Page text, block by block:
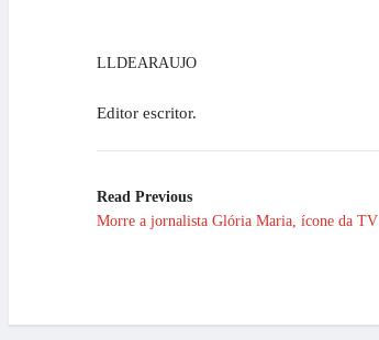
LLDEARAUJO
Editor escritor.
Read Previous
Morre a jornalista Glória Maria, ícone da TV